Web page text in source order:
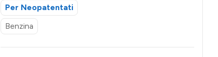
Per Neopatentati
Benzina